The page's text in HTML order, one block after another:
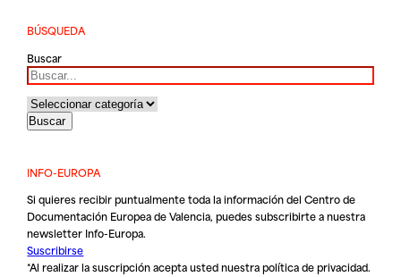
BÚSQUEDA
Buscar
INFO-EUROPA
Si quieres recibir puntualmente toda la información del Centro de
Documentación Europea de Valencia, puedes subscribirte a nuestra
newsletter Info-Europa.
Suscribirse
*Al realizar la suscripción acepta usted nuestrapolítica de privacidad.